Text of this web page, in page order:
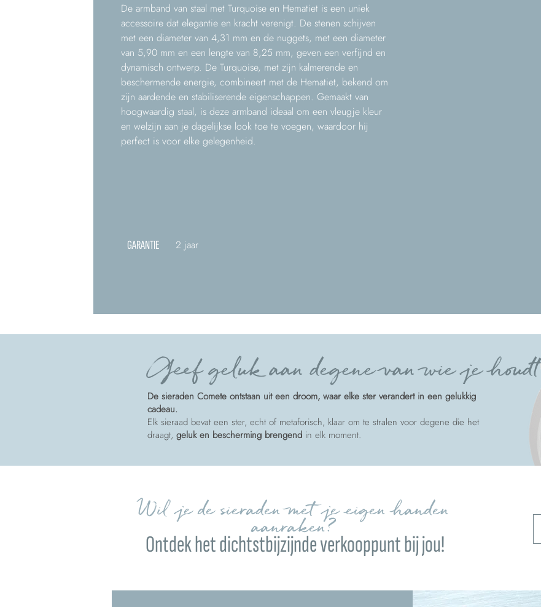
De armband van staal met Turquoise en Hematiet is een uniek
accessoire dat elegantie en kracht verenigt. De stenen schijven
met een diameter van 4,31 mm en de nuggets, met een diameter
van 5,90 mm en een lengte van 8,25 mm, geven een verfijnd en
dynamisch ontwerp. De Turquoise, met zijn kalmerende en
beschermende energie, combineert met de Hematiet, bekend om
zijn aardende en stabiliserende eigenschappen. Gemaakt van
hoogwaardig staal, is deze armband ideaal om een vleugje kleur
en welzijn aan je dagelijkse look toe te voegen, waardoor hij
perfect is voor elke gelegenheid.
GARANTIE 2 jaar
Geef geluk aan degene van wie je houdt
De sieraden Comete ontstaan uit een droom, waar elke ster verandert in een gelukkig
cadeau.
Elk sieraad bevat een ster, echt of metaforisch, klaar om te stralen voor degene die het
draagt, geluk en bescherming brengend in elk moment.
Wil je de sieraden met je eigen handen
aanraken?
Ontdek het dichtstbijzijnde verkooppunt bij jou!